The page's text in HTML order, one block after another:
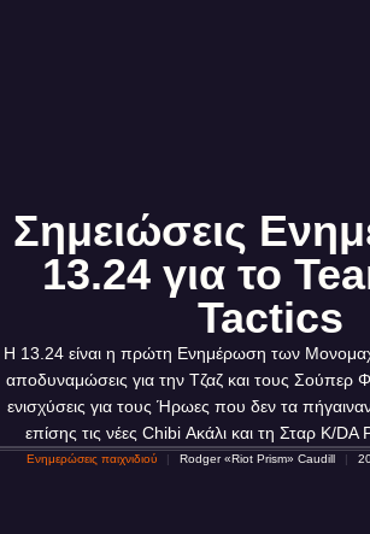
Σημειώσεις
13.24 για το
Tactics
Η 13.24 είναι η πρώτη Ενημέρωση των
αποδυναμώσεις για την Τζαζ και τους Σούπερ
ενισχύσεις για τους Ήρωες που δεν τα
επίσης τις νέες Chibi Ακάλι και τη Σταρ K/DA
Ενημερώσεις παιχνιδιού Rodger «Riot Prism» Caudill